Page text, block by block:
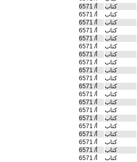
أ/ 6571
كتاب
أ/ 6571
كتاب
أ/ 6571
كتاب
أ/ 6571
كتاب
أ/ 6571
كتاب
أ/ 6571
كتاب
أ/ 6571
كتاب
أ/ 6571
كتاب
أ/ 6571
كتاب
أ/ 6571
كتاب
أ/ 6571
كتاب
أ/ 6571
كتاب
أ/ 6571
كتاب
أ/ 6571
كتاب
أ/ 6571
كتاب
أ/ 6571
كتاب
أ/ 6571
كتاب
أ/ 6571
كتاب
أ/ 6571
كتاب
أ/ 6571
كتاب